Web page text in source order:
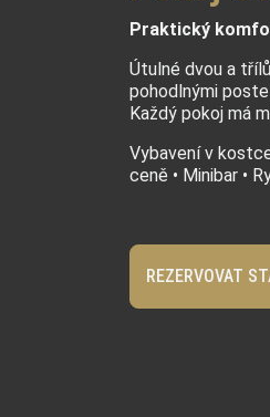
Praktický
Útulné dvou a
pohodlnými
Každý pokoj má
Vybavení v
ceně • Minibar •
REZERVOVAT